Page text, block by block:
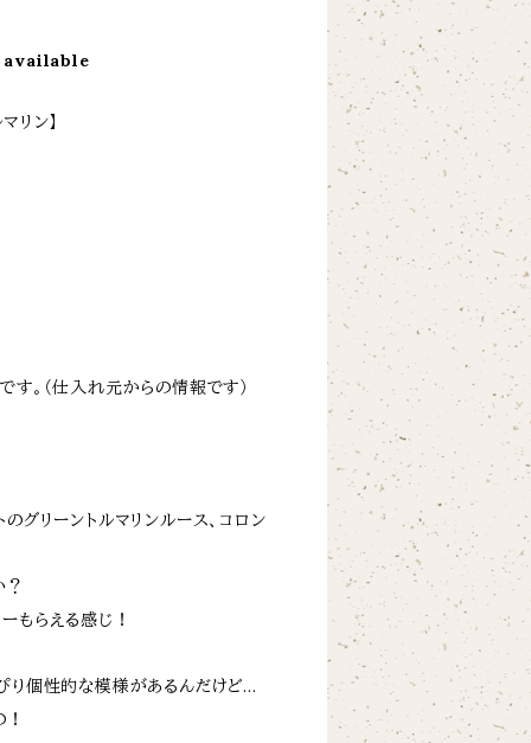
リン】
す。（仕入れ元からの情報です）
グリーントルマリンルース、コロン
？
もらえる感じ！
り個性的な模様があるんだけど…